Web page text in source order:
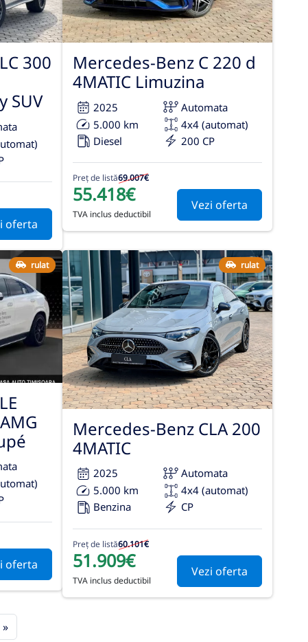
300
SUV
oferta
Mercedes-Benz C 220 d
4MATIC Limuzina
2025
Automata
5.000 km
4x4 (automat)
Diesel
200 CP
Preț de listă69.007€
55.418€
TVA inclus deductibil
Vezi oferta
rulat
oferta
rulat
Mercedes-Benz CLA 200
4MATIC
2025
Automata
5.000 km
4x4 (automat)
Benzina
CP
Preț de listă60.101€
51.909€
TVA inclus deductibil
Vezi oferta
»